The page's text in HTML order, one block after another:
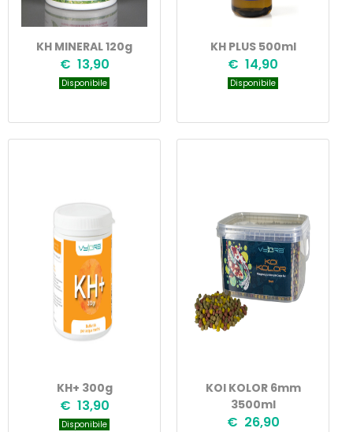
KH MINERAL 120g
€ 13,90
Disponibile
KH PLUS 500ml
€ 14,90
Disponibile
KH+ 300g
€ 13,90
Disponibile
KOI KOLOR 6mm
3500ml
€ 26,90